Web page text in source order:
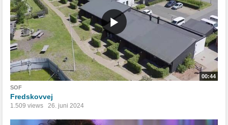
00:44
SOF
Fredskovvej
1.509 views 26. juni 2024